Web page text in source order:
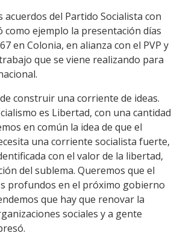
acuerdos del Partido Socialista con
ejemplo la presentación días
en Colonia, en alianza con el PVP y
que se viene realizando para
construir una corriente de ideas.
es Libertad, con una cantidad
en común la idea de que el
una corriente socialista fuerte,
con el valor de la libertad,
del sublema. Queremos que el
profundos en el próximo gobierno
que hay que renovar la
sociales y a gente